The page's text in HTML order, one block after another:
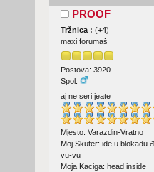
PROOF
Tržnica : (+4)
maxi forumaš
Postova: 3920
Spol:
aj ne seri jeate
Mjesto: Varazdin-Vratno
Moj Skuter: ide u blokadu
vu-vu
Moja Kaciga: head inside